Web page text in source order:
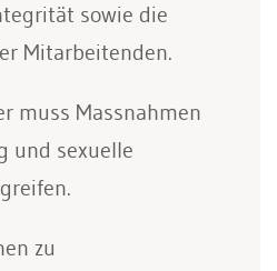
sowie die
Mitarbeitenden.
muss Massnahmen
und sexuelle
zu